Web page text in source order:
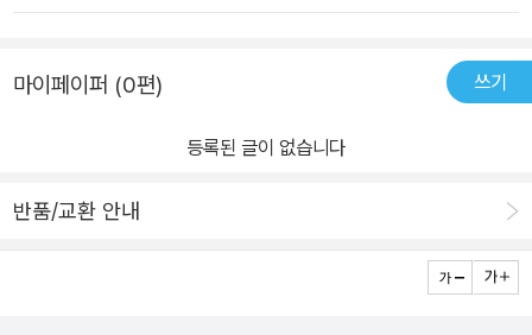
의 모습에서 믿을 수 있는 어른이란 상이 제시되는 걸까요?덜렁대는
년 작품이니 30여 년 전의 상황입니다. 아직 우리나라 아이들은 이
전했지만.101101/101102
마이페이퍼 (0편) 쓰기
등록된 글이 없습니다
반품/교환 안내